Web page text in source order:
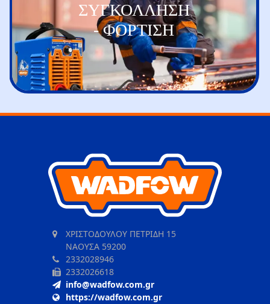
ΣΥΓΚΟΛΛΗΣΗ
- ΦΟΡΤΙΣΗ
ΧΡΙΣΤΟΔΟΥΛΟΥ ΠΕΤΡΙΔΗ 15
ΝΑΟΥΣΑ 59200
2332028946
2332026618
info@wadfow.com.gr
https://wadfow.com.gr